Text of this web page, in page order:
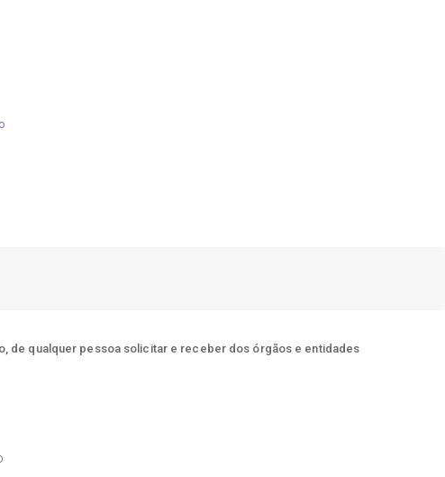
de qualquer pessoa solicitar e receber dos órgãos e entidades